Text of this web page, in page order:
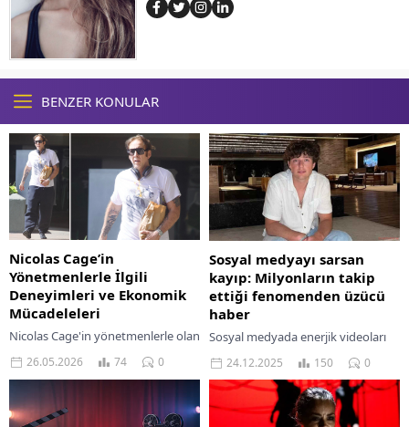
BENZER KONULAR
Nicolas Cage’in
Yönetmenlerle İlgili
Deneyimleri ve Ekonomik
Mücadeleleri
Nicolas Cage'in yönetmenlerle olan
ilişkileri ve karşılaştığı ekonomik
zorluklar üzerine derinlemesine bir
bakış.
26.05.2026 74 0
Sosyal medyayı sarsan
kayıp: Milyonların takip
ettiği fenomenden üzücü
haber
Sosyal medyada enerjik videoları
ve aile odaklı paylaşımlarıyla
tanınan Tucker David Genal’in 31
yaşında hayatını kaybetmesi, dijital
dünyada geniş yankı...
24.12.2025 150 0